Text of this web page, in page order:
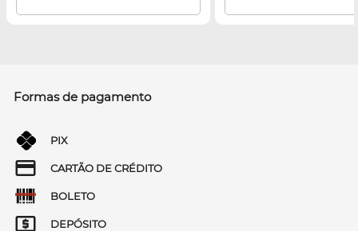
Formas de pagamento
PIX
CARTÃO DE CRÉDITO
BOLETO
DEPÓSITO